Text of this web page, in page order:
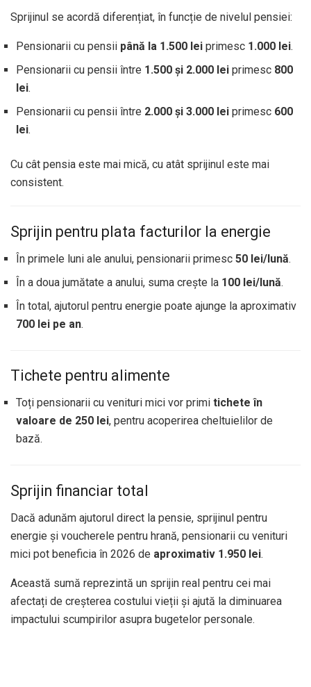
Sprijinul se acordă diferențiat, în funcție de nivelul pensiei:
Pensionarii cu pensii până la 1.500 lei primesc 1.000 lei.
Pensionarii cu pensii între 1.500 și 2.000 lei primesc 800
lei.
Pensionarii cu pensii între 2.000 și 3.000 lei primesc 600
lei.
Cu cât pensia este mai mică, cu atât sprijinul este mai
consistent.
Sprijin pentru plata facturilor la energie
În primele luni ale anului, pensionarii primesc 50 lei/lună.
În a doua jumătate a anului, suma crește la 100 lei/lună.
În total, ajutorul pentru energie poate ajunge la aproximativ
700 lei pe an.
Tichete pentru alimente
Toți pensionarii cu venituri mici vor primi tichete în
valoare de 250 lei, pentru acoperirea cheltuielilor de
bază.
Sprijin financiar total
Dacă adunăm ajutorul direct la pensie, sprijinul pentru
energie și voucherele pentru hrană, pensionarii cu venituri
mici pot beneficia în 2026 de aproximativ 1.950 lei.
Această sumă reprezintă un sprijin real pentru cei mai
afectați de creșterea costului vieții și ajută la diminuarea
impactului scumpirilor asupra bugetelor personale.